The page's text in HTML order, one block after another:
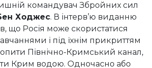
командувач Збройних сил
Ходжес. В інтерв’ю виданню
що Росія може скористатися
і під їхнім прикриттям
Північно-Кримський канал,
Крим водою. Одночасно або